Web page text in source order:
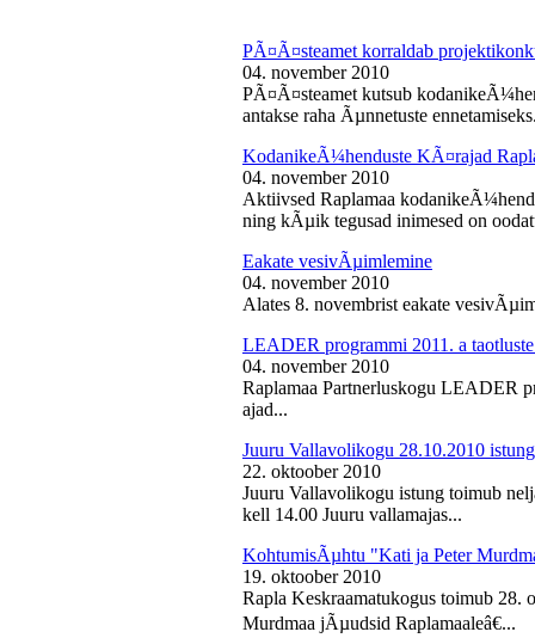
PÃ¤Ã¤steamet korraldab
04. november 2010
PÃ¤Ã¤steamet kutsub
antakse raha Ãµnnetuste
KodanikeÃ¼henduste KÃ¤rajad
04. november 2010
Aktiivsed Raplamaa
ning kÃµik tegusad inimesed on
Eakate vesivÃµimlemine
04. november 2010
Alates 8. novembrist eakate
LEADER programmi 2011. a
04. november 2010
Raplamaa Partnerluskogu LEADER
ajad...
Juuru Vallavolikogu 28.10.2010 istung
22. oktoober 2010
Juuru Vallavolikogu istung toimub
kell 14.00 Juuru vallamajas...
KohtumisÃµhtu "Kati ja Peter
19. oktoober 2010
Rapla Keskraamatukogus toimub
Murdmaa jÃµudsid Raplamaaleâ€...